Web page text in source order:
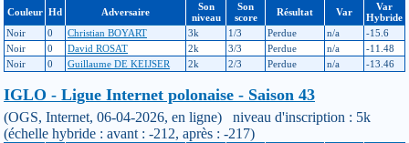
Couleur Hd Adversaire
Son
niveau
Son
score
Résultat Var
Var
Hybride
Noir
0 Christian BOYART 3k 1/3 Perdue n/a
-15.6
Noir
0 David ROSAT 2k 3/3 Perdue n/a
-11.48
Noir
0 Guillaume DE KEIJSER 2k 2/3 Perdue n/a -13.46
IGLO - Ligue Internet polonaise - Saison 43
(OGS, Internet, 06-04-2026, en ligne) niveau d'inscription : 5k
(échelle hybride : avant : -212, après : -217)